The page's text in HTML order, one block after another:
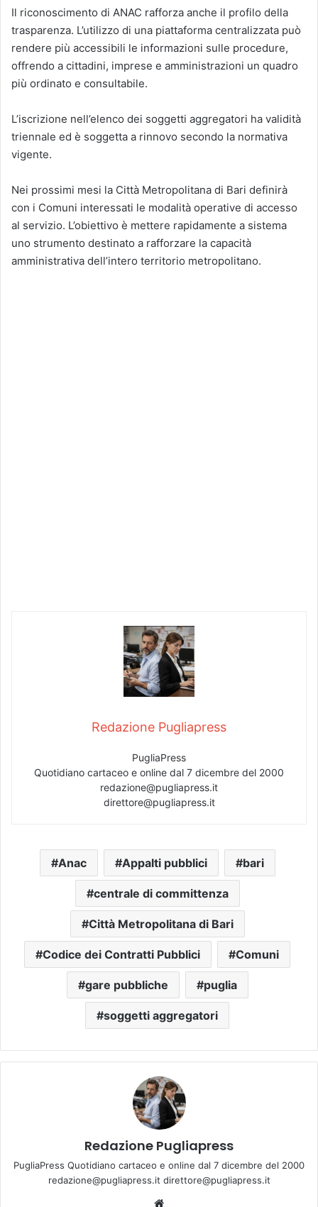
Il riconoscimento di ANAC rafforza anche il profilo della
trasparenza. L’utilizzo di una piattaforma centralizzata può
rendere più accessibili le informazioni sulle procedure,
offrendo a cittadini, imprese e amministrazioni un quadro
più ordinato e consultabile.
L’iscrizione nell’elenco dei soggetti aggregatori ha validità
triennale ed è soggetta a rinnovo secondo la normativa
vigente.
Nei prossimi mesi la Città Metropolitana di Bari definirà
con i Comuni interessati le modalità operative di accesso
al servizio. L’obiettivo è mettere rapidamente a sistema
uno strumento destinato a rafforzare la capacità
amministrativa dell’intero territorio metropolitano.
Redazione Pugliapress
PugliaPress
Quotidiano cartaceo e online dal 7 dicembre del 2000
redazione@pugliapress.it
direttore@pugliapress.it
Anac Appalti pubblici bari
centrale di committenza
Città Metropolitana di Bari
Codice dei Contratti Pubblici Comuni
gare pubbliche puglia
soggetti aggregatori
Redazione Pugliapress
PugliaPress Quotidiano cartaceo e online dal 7 dicembre del 2000
redazione@pugliapress.it direttore@pugliapress.it